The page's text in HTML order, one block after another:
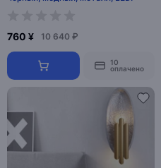
760 ¥ 10 640 ₽
10
оплачено